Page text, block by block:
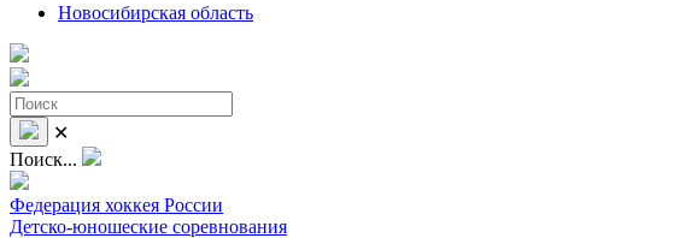
Новосибирская область
✕
Поиск...
Федерация хоккея России
Детско-юношеские соревнования